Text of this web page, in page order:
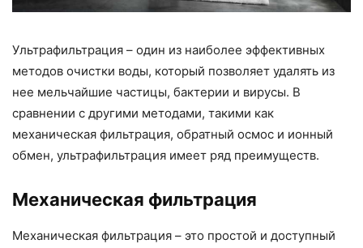
Ультрафильтрация – один из наиболее эффективных
методов очистки воды, который позволяет удалять из
нее мельчайшие частицы, бактерии и вирусы. В
сравнении с другими методами, такими как
механическая фильтрация, обратный осмос и ионный
обмен, ультрафильтрация имеет ряд преимуществ.
Механическая фильтрация
Механическая фильтрация – это простой и доступный